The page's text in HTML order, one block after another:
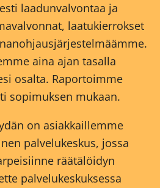
laadunvalvontaa ja
laatukierrokset
aina ajan tasalla
osalta. Raportoimme
sopimuksen mukaan.
on asiakkaillemme
palvelukeskus, jossa
räätälöidyn
palvelukeskuksessa